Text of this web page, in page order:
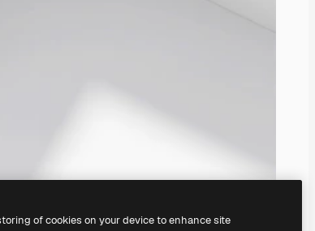
of cookies on your device to enhance site